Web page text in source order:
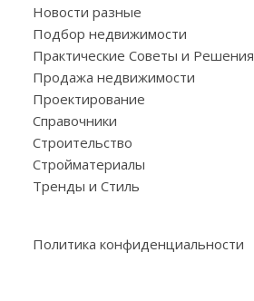
Новости разные
Подбор недвижимости
Практические Советы и Решения
Продажа недвижимости
Проектирование
Справочники
Строительство
Стройматериалы
Тренды и Стиль
Политика конфиденциальности